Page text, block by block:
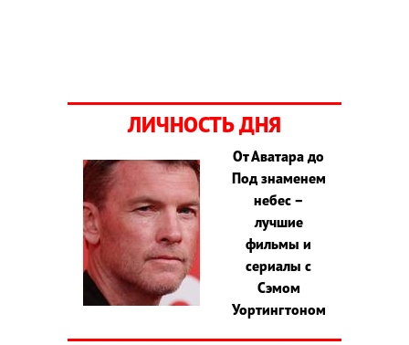
ЛИЧНОСТЬ ДНЯ
От Аватара до
Под знаменем
небес –
лучшие
фильмы и
сериалы с
Сэмом
Уортингтоном